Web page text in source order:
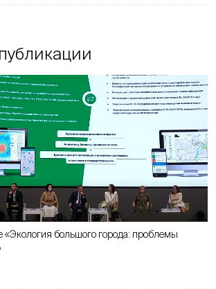
«Экология большого города: проблемы